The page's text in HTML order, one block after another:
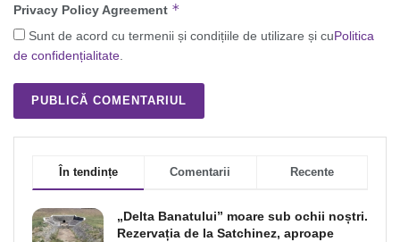
Privacy Policy Agreement *
Sunt de acord cu termenii și condițiile de utilizare și cuPolitica
de confidențialitate.
În tendințe Comentarii Recente
„Delta Banatului” moare sub ochii noștri.
Rezervația de la Satchinez, aproape